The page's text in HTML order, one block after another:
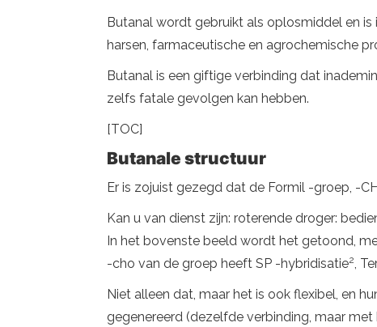
Butanal wordt gebruikt als oplosmiddel en
harsen, farmaceutische en agrochemische
Butanal is een giftige verbinding dat
zelfs fatale gevolgen kan hebben.
[TOC]
Butanale structuur
Er is zojuist gezegd dat de Formil -groep, -
Kan u van dienst zijn: roterende droger:
In het bovenste beeld wordt het getoond,
-cho van de groep heeft SP -hybridisatie2,
Niet alleen dat, maar het is ook flexibel, en
gegenereerd (dezelfde verbinding, maar met